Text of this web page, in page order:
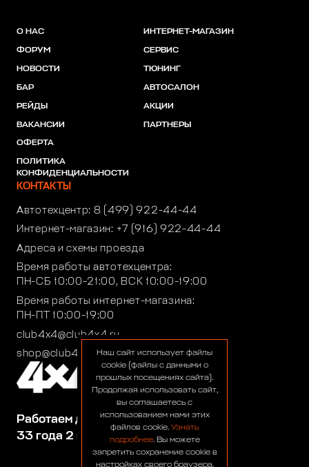
Работаем для вас:
33 года 2 месяца 23 дня
О НАС
ФОРУМ
НОВОСТИ
БАР
РЕЙДЫ
ВАКАНСИИ
ОФЕРТА
ПОЛИТИКА
КОНФИДЕНЦИАЛЬНОСТИ
ИНТЕРНЕТ-МАГАЗИН
СЕРВИС
ТЮНИНГ
АВТОСАЛОН
АКЦИИ
ПАРТНЕРЫ
КОНТАКТЫ
Автотехцентр: 8 (499) 922-44-44
Интернет-магазин: +7 (916) 922-44-44
Адреса и схемы проезда
Время работы автотехцентра:
ПН-СБ 10:00-21:00, ВСК 10:00-19:00
Время работы интернет-магазина:
ПН-ПТ 10:00-19:00
club4x4@club4x4.ru
shop@club4x4.ruНаш сайт использует файлы
cookie (файлы с данными о
прошлых посещениях сайта).
Продолжая использовать сайт,
вы соглашаетесь с
использованием нами этих
файлов cookie. Узнать
подробнее. Вы можете
запретить сохранение cookie в
настройках своего браузера.